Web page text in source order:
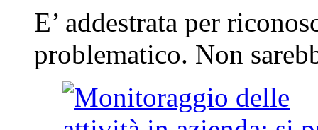
E’ addestrata per
problematico. Non